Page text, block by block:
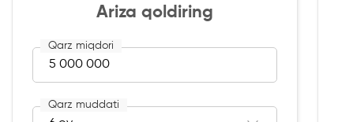
Ariza qoldiring
Qarz miqdori
Qarz muddati